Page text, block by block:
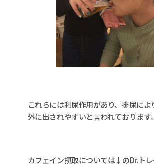
これらには利尿作用があり、排尿に
外に出されやすいと言われております。
カフェイン摂取については↓のDr.ト